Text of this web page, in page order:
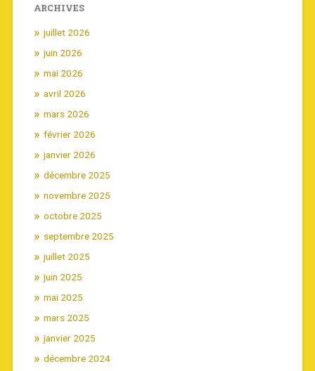
ARCHIVES
juillet 2026
juin 2026
mai 2026
avril 2026
mars 2026
février 2026
janvier 2026
décembre 2025
novembre 2025
octobre 2025
septembre 2025
juillet 2025
juin 2025
mai 2025
mars 2025
janvier 2025
décembre 2024